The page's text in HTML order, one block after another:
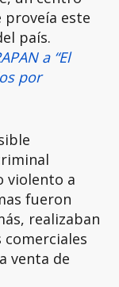
proveía este
país.
a “El
por
violento a
fueron
realizaban
comerciales
venta de